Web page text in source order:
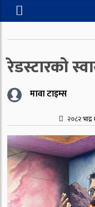
रेडस्टारको
मावा टाइम्स
२०८२ भाद्र